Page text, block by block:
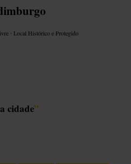
• Local Histórico e Protegido
cidade”